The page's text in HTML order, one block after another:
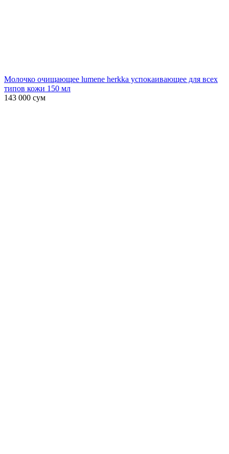
Молочко очищающее lumene herkka успокаивающее для всех
типов кожи 150 мл
143 000 сум